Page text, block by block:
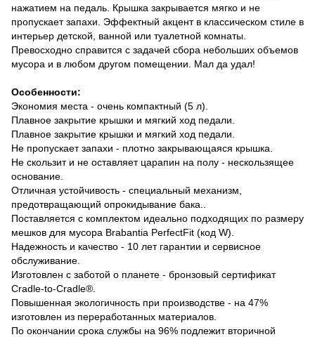
нажатием на педаль. Крышка закрывается мягко и не
пропускает запахи. Эффектный акцент в классическом стиле в
интерьер детской, ванной или туалетной комнаты.
Превосходно справится с задачей сбора небольших объемов
мусора и в любом другом помещении. Мал да удал!
Особенности:
Экономия места - очень компактный (5 л).
Плавное закрытие крышки и мягкий ход педали.
Плавное закрытие крышки и мягкий ход педали.
Не пропускает запахи - плотно закрывающаяся крышка.
Не скользит и не оставляет царапин на полу - нескользящее
основание.
Отличная устойчивость - специальный механизм,
предотвращающий опрокидывание бака..
Поставляется с комплектом идеально подходящих по размеру
мешков для мусора Brabantia PerfectFit (код W).
Надежность и качество - 10 лет гарантии и сервисное
обслуживание.
Изготовлен с заботой о планете - бронзовый сертификат
Cradle-to-Cradle®.
Повышенная экологичность при производстве - на 47%
изготовлен из переработанных материалов.
По окончании срока службы на 96% подлежит вторичной